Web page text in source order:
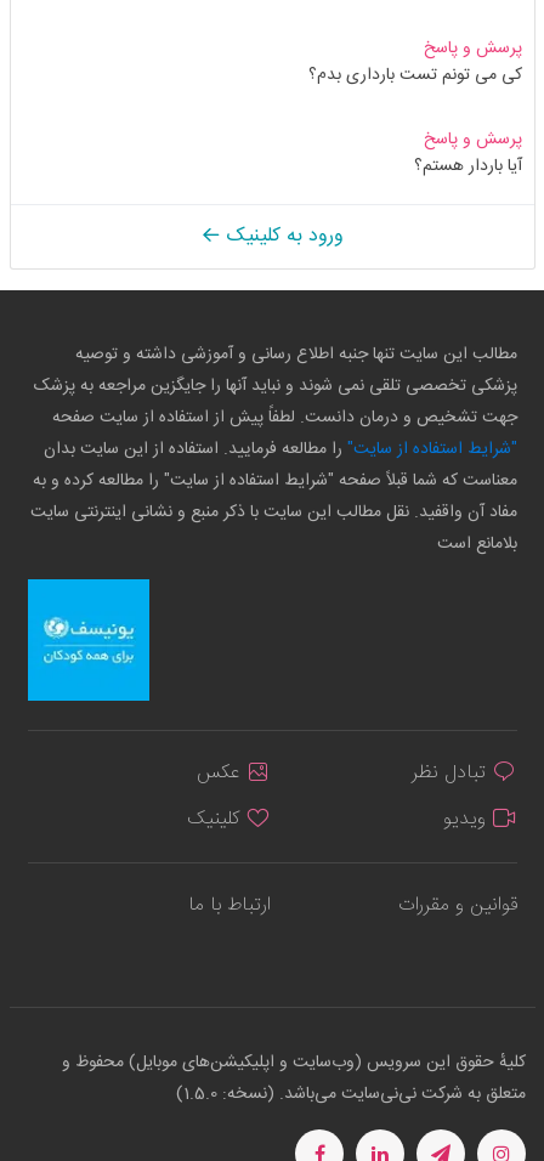
پرسش و پاسخ
کی می تونم تست بارداری بدم؟
پرسش و پاسخ
آیا باردار هستم؟
ورود به کلینیک
مطالب این سایت تنها جنبه اطلاع رسانی و آموزشی داشته و توصیه
پزشکی تخصصی تلقی نمی شوند و نباید آنها را جایگزین مراجعه به پزشک
جهت تشخیص و درمان دانست. لطفاً پیش از استفاده از سایت صفحه
"شرایط استفاده از سایت" را مطالعه فرمایید. استفاده از این سایت بدان
معناست که شما قبلاً صفحه "شرایط استفاده از سایت" را مطالعه کرده و به
مفاد آن واقفید. نقل مطالب این سایت با ذکر منبع و نشانی اینترنتی سایت
بلامانع است
تبادل نظر
عکس
ویدیو
کلینیک
قوانین و مقررات ارتباط با ما
کلیهٔ حقوق این سرویس (وب‌سایت و اپلیکیشن‌های موبایل) محفوظ و
متعلق به شرکت نی‌نی‌سایت می‌باشد. (نسخه: 1.5.0)